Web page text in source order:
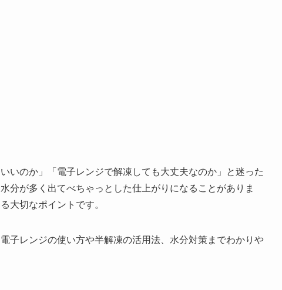
いのか」「電子レンジで解凍しても大丈夫なのか」と迷った
分が多く出てべちゃっとした仕上がりになることがありま
大切なポイントです。
子レンジの使い方や半解凍の活用法、水分対策までわかりや